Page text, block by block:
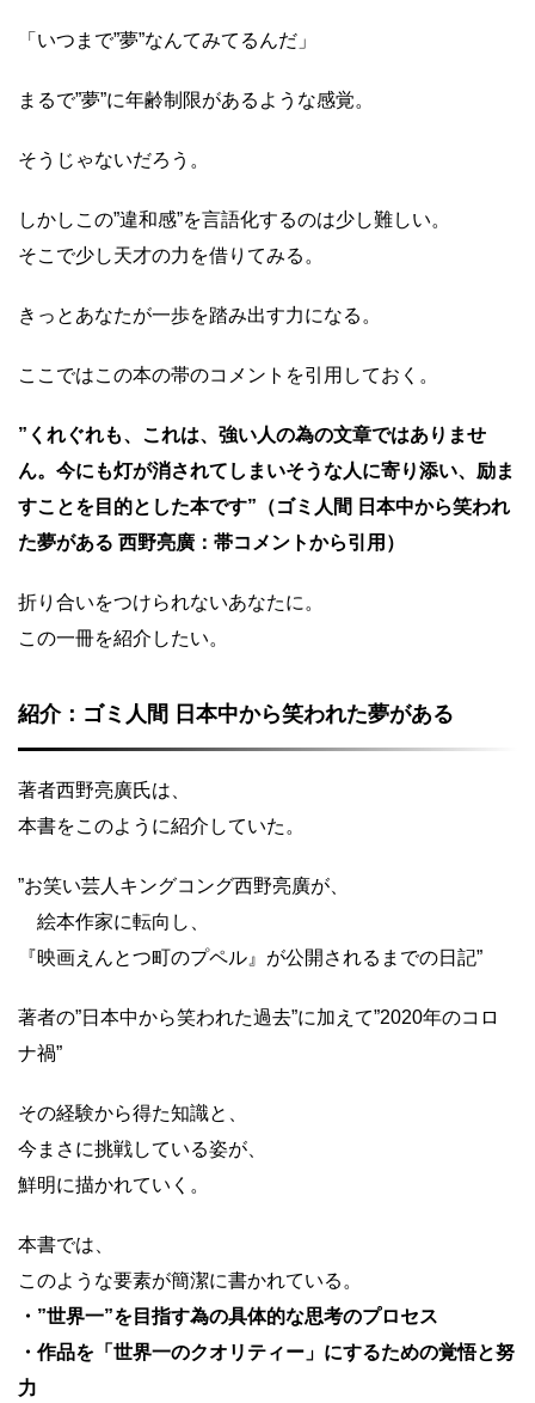
「いつまで”夢”なんてみてるんだ」
まるで”夢”に年齢制限があるような感覚。
そうじゃないだろう。
しかしこの”違和感”を言語化するのは少し難しい。
そこで少し天才の力を借りてみる。
きっとあなたが一歩を踏み出す力になる。
ここではこの本の帯のコメントを引用しておく。
”くれぐれも、これは、強い人の為の文章ではありませ
ん。今にも灯が消されてしまいそうな人に寄り添い、励ま
すことを目的とした本です”（ゴミ人間 日本中から笑われ
た夢がある 西野亮廣：帯コメントから引用）
折り合いをつけられないあなたに。
この一冊を紹介したい。
紹介：ゴミ人間 日本中から笑われた夢がある
著者西野亮廣氏は、
本書をこのように紹介していた。
”お笑い芸人キングコング西野亮廣が、
絵本作家に転向し、
『映画えんとつ町のプペル』が公開されるまでの日記”
著者の”日本中から笑われた過去”に加えて”2020年のコロ
ナ禍”
その経験から得た知識と、
今まさに挑戦している姿が、
鮮明に描かれていく。
本書では、
このような要素が簡潔に書かれている。
・”世界一”を目指す為の具体的な思考のプロセス
・作品を「世界一のクオリティー」にするための覚悟と努
力